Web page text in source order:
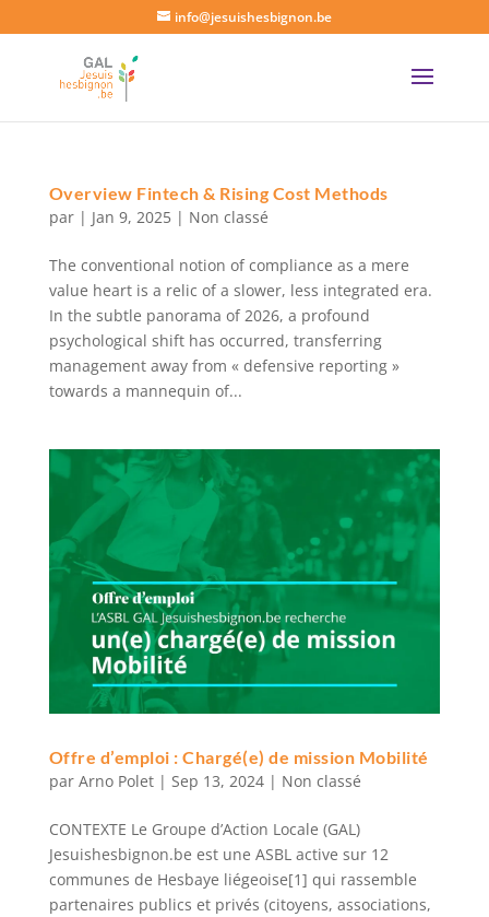
info@jesuishesbignon.be
Overview Fintech & Rising Cost Methods
par | Jan 9, 2025| Non classé
The conventional notion of compliance as a mere
value heart is a relic of a slower, less integrated era.
In the subtle panorama of 2026, a profound
psychological shift has occurred, transferring
management away from « defensive reporting »
towards a mannequin of...
Offre d’emploi : Chargé(e) de mission Mobilité
par Arno Polet| Sep 13, 2024| Non classé
CONTEXTE Le Groupe d’Action Locale (GAL)
Jesuishesbignon.be est une ASBL active sur 12
communes de Hesbaye liégeoise[1] qui rassemble
partenaires publics et privés (citoyens, associations,